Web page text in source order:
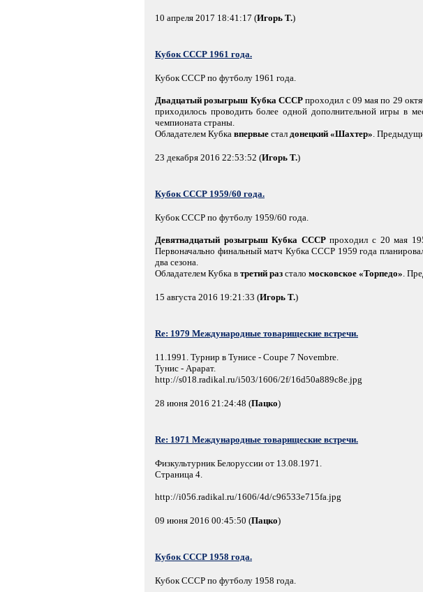
10 апреля 2017 18:41:17 (Игорь Т.)
Кубок СССР 1961 года.
Кубок СССР по футболу 1961 года.
Двадцатый розыгрыш Кубка СССРпроходил с 09 мая по 29
приходилось проводить более одной дополнительной игры в
чемпионата страны.
Обладателем Кубка впервые стал донецкий «Шахтер» .
23 декабря 2016 22:53:52 (Игорь Т.)
Кубок СССР 1959/60 года.
Кубок СССР по футболу 1959/60 года.
Девятнадцатый розыгрыш Кубка СССРпроходил с 20 мая
Первоначально финальный матч Кубка СССР 1959 года
два сезона.
Обладателем Кубка в третий раз стало московское «Торпедо» .
15 августа 2016 19:21:33 (Игорь Т.)
Re: 1979 Международные товарищеские встречи.
11.1991. Турнир в Тунисе - Coupe 7 Novembre.
Тунис - Арарат.
http://s018.radikal.ru/i503/1606/2f/16d50a889c8e.jpg
28 июня 2016 21:24:48 (Пацко)
Re: 1971 Международные товарищеские встречи.
Физкультурник Белоруссии от 13.08.1971.
Страница 4.
http://i056.radikal.ru/1606/4d/c96533e715fa.jpg
09 июня 2016 00:45:50 (Пацко)
Кубок СССР 1958 года.
Кубок СССР по футболу 1958 года.